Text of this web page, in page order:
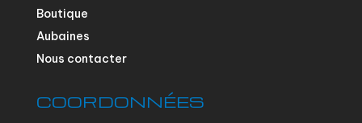
Boutique
Aubaines
Nous contacter
COORDONNÉES